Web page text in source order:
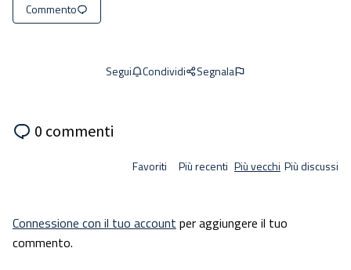
Commento
Segui Condividi Segnala
0 commenti
Favoriti Più recenti Più vecchi Più discussi
Connessione con il tuo account per aggiungere il tuo
commento.